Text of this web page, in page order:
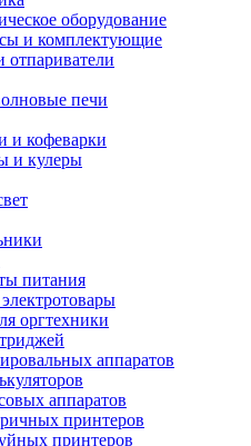
оборудование
и комплектующие
печи
и кофеварки
и кулеры
питания
оргтехники
аппаратов
аппаратов
принтеров
принтеров